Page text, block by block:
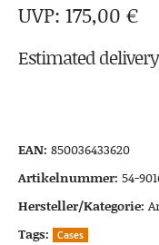
175,00 €
Estimated
EAN: 850036433620
Artikelnummer: 54-
Hersteller/Kategorie:
Tags:
Cases